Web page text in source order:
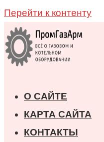
Перейти к контенту
О САЙТЕ
КАРТА САЙТА
КОНТАКТЫ